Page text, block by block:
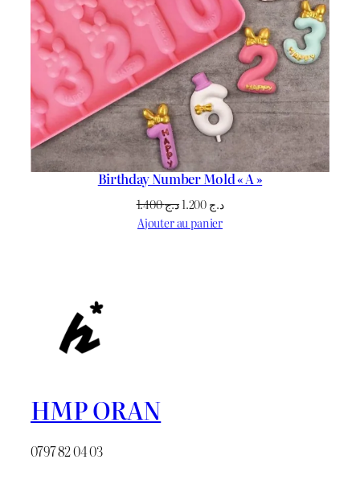
Birthday Number Mold « A »
د.ج1.400
Le
prix
د.جLe
Ajouter au panier
HMP ORAN
0797 82 04 03